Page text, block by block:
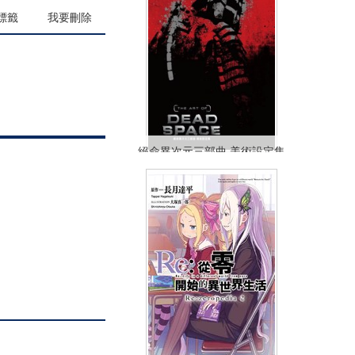
籤 我要刪除
絕命異次元三部曲 美術設定集
NT$899 90折 NT$810
(USD26.89)